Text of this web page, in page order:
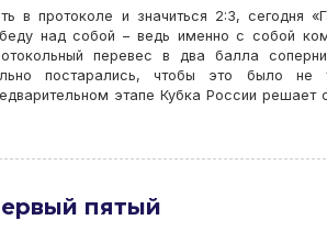
в протоколе и значиться 2:3, сегодня
над собой – ведь именно с собой
перевес в два балла
постарались, чтобы это было
этапе Кубка России
пятый